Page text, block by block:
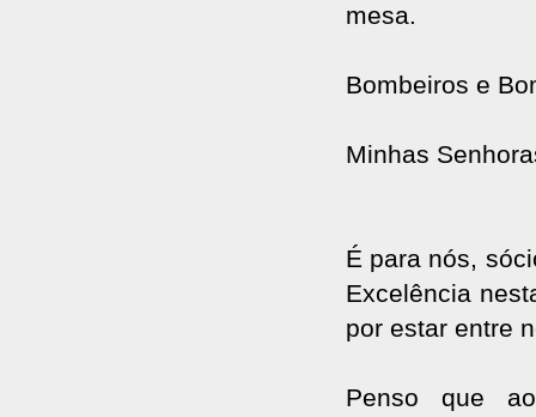
mesa.
Bombeiros e
Minhas
É para nós,
Excelência
por estar entre
Penso que